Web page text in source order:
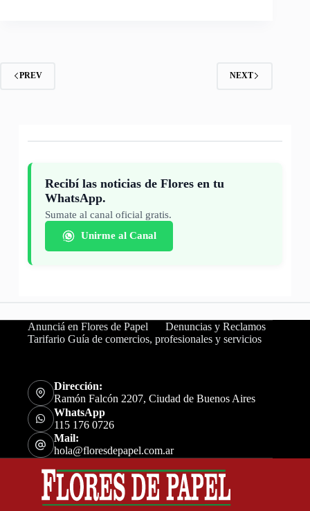
PREV NEXT
Recibí las noticias de Flores en tu
WhatsApp.
Sumate al canal oficial gratis.
Unirme al Canal
Anunciá en Flores de Papel
Denuncias y Reclamos
Tarifario Guía de comercios, profesionales y servicios
Dirección:
Ramón Falcón 2207, Ciudad de Buenos Aires
WhatsApp
115 176 0726
Mail:
hola@floresdepapel.com.ar